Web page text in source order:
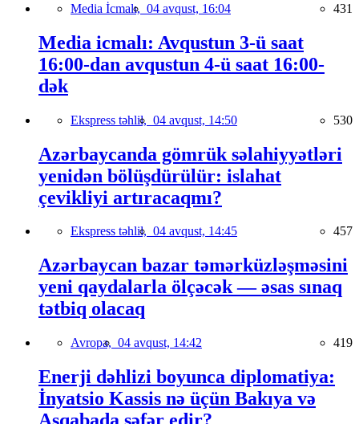
Media İcmalı, 04 avqust, 16:04 431
Media icmalı: Avqustun 3-ü saat
16:00-dan avqustun 4-ü saat 16:00-
dək
Ekspress təhlil, 04 avqust, 14:50 530
Azərbaycanda gömrük səlahiyyətləri
yenidən bölüşdürülür: islahat
çevikliyi artıracaqmı?
Ekspress təhlil, 04 avqust, 14:45 457
Azərbaycan bazar təmərküzləşməsini
yeni qaydalarla ölçəcək — əsas sınaq
tətbiq olacaq
Avropa, 04 avqust, 14:42 419
Enerji dəhlizi boyunca diplomatiya:
İnyatsio Kassis nə üçün Bakıya və